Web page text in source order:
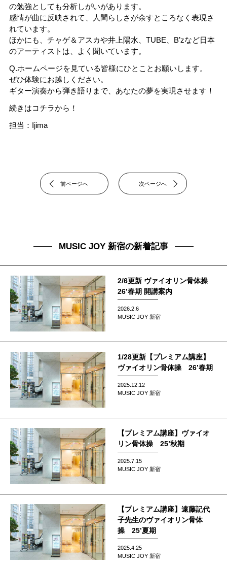
の勉強としても分析しがいがあります。
感情が曲に反映されて、人間らしさが余すところなく表現さ
れています。
ほかにも、チャゲ＆アスカや井上陽水、TUBE、B’zなど日本
のアーティストは、よく聞いています。
Q.ホームページを見ている皆様にひとことお願いします。
ぜひ体験にお越しください。
ギター演奏から弾き語りまで、あなたの夢を実現させます！
続きはコチラから！
担当：Ijima
前ページへ 次ページへ
MUSIC JOY 新宿の新着記事
2/6更新 ヴァイオリン骨体操
26’春期 開講案内
2026.2.6
MUSIC JOY 新宿
1/28更新【プレミアム講座】
ヴァイオリン骨体操 26’春期
2025.12.12
MUSIC JOY 新宿
【プレミアム講座】ヴァイオ
リン骨体操 25’秋期
2025.7.15
MUSIC JOY 新宿
【プレミアム講座】遠藤記代
子先生のヴァイオリン骨体
操 25’夏期
2025.4.25
MUSIC JOY 新宿